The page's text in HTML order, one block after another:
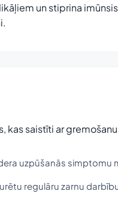
un stiprina
saistīti ar
uzpūšanās simptomu
regulāru zarnu